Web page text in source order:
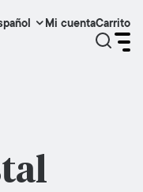
Mi cuentaCarrito